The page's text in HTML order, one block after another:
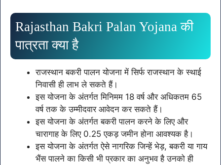
Rajasthan Bakri Palan Yojana की
पात्रता क्या है
राजस्थान बकरी पालन योजना में सिर्फ राजस्थान के स्थाई
निवासी ही लाभ ले सकते हैं।
इस योजना के अंतर्गत मिनिमम 18 वर्ष और अधिकतम 65
वर्ष तक के उम्मीदवार आवेदन कर सकते हैं।
इस योजना के अंतर्गत बकरी पालन करने के लिए और
चारागाह के लिए 0.25 एकड़ जमीन होना आवश्यक है।
इस योजना के अंतर्गत ऐसे नागरिक जिन्हें भेड़, बकरी या गाय
भैंस पालने का किसी भी प्रकार का अनुभव है उनको ही